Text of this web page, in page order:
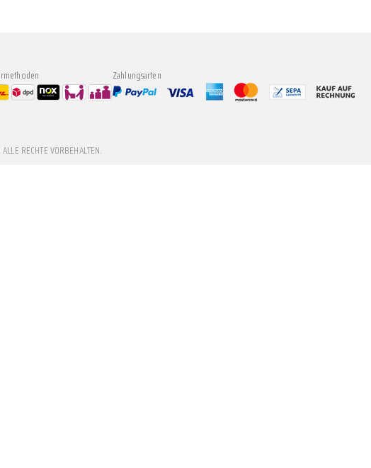
Zahlungsarten
RECHTE VORBEHALTEN.